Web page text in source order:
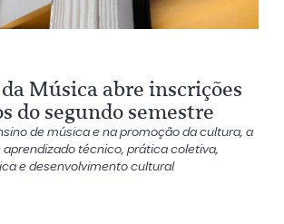
da Música abre inscrições
do segundo semestre
de música e na promoção da cultura, a
técnico, prática coletiva,
e desenvolvimento cultural